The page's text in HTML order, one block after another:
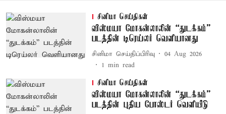
சினிமா செய்திகள்
விஸ்மயா மோகன்லாலின் “துடக்கம்”
படத்தின் டிரெய்லர் வெளியானது
சினிமா செய்திப்பிரிவு
04 Aug 2026
1 min read
சினிமா செய்திகள்
விஸ்மயா மோகன்லாலின் “துடக்கம்”
படத்தின் புதிய போஸ்டர் வெளியீடு